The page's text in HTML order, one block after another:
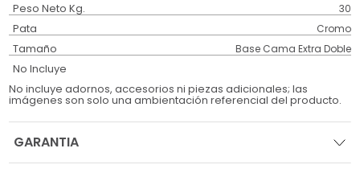
Peso Neto Kg. 30
Pata Cromo
Tamaño Base Cama Extra Doble
No Incluye
No incluye adornos, accesorios ni piezas adicionales; las
imágenes son solo una ambientación referencial del producto.
GARANTIA